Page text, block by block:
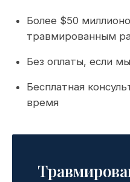
Более $50
травмированным
Без оплаты, если
Бесплатная
время